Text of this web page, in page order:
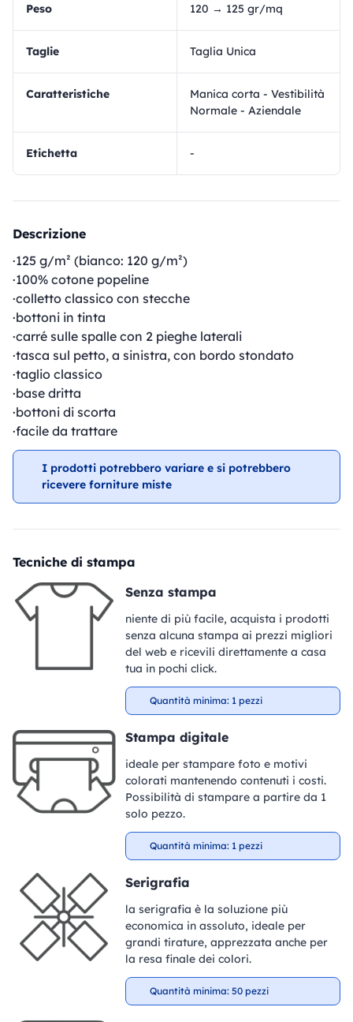
Peso 120 → 125 gr/mq
Taglie Taglia Unica
Caratteristiche
Manica corta - Vestibilità
Normale - Aziendale
Etichetta -
Descrizione
·125 g/m² (bianco: 120 g/m²)
·100% cotone popeline
·colletto classico con stecche
·bottoni in tinta
·carré sulle spalle con 2 pieghe laterali
·tasca sul petto, a sinistra, con bordo stondato
·taglio classico
·base dritta
·bottoni di scorta
·facile da trattare
I prodotti potrebbero variare e si potrebbero
ricevere forniture miste
Tecniche di stampa
Senza stampa
niente di più facile, acquista i prodotti
senza alcuna stampa ai prezzi migliori
del web e ricevili direttamente a casa
tua in pochi click.
Quantità minima: 1 pezzi
Stampa digitale
ideale per stampare foto e motivi
colorati mantenendo contenuti i costi.
Possibilità di stampare a partire da 1
solo pezzo.
Quantità minima: 1 pezzi
Serigrafia
la serigrafia è la soluzione più
economica in assoluto, ideale per
grandi tirature, apprezzata anche per
la resa finale dei colori.
Quantità minima: 50 pezzi